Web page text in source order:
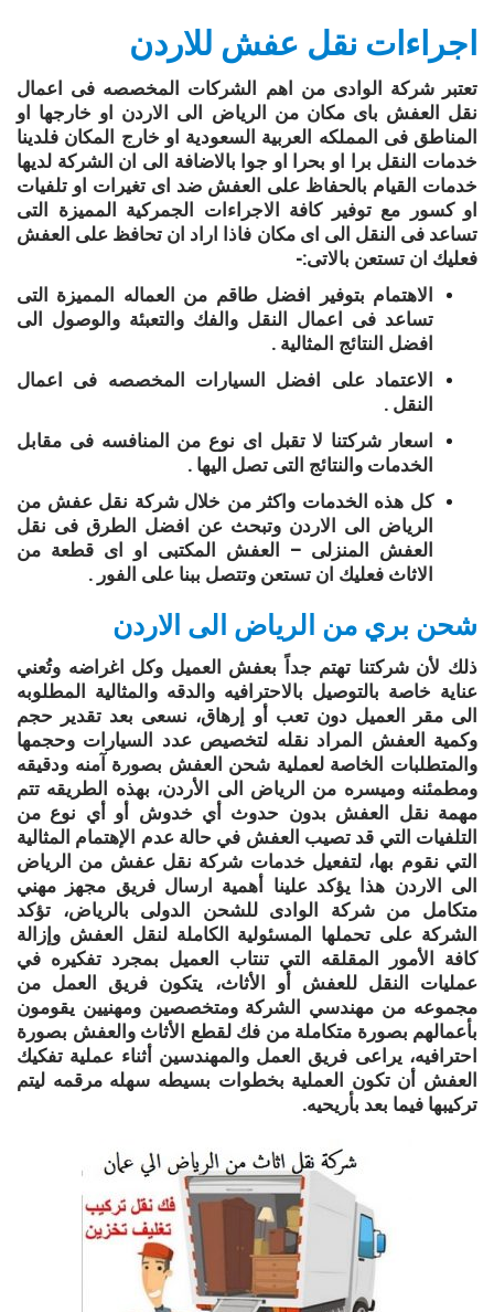
اجراءات نقل عفش للاردن
تعتبر شركة الوادى من اهم الشركات المخصصه فى اعمال
نقل العفش باى مكان من الرياض الى الاردن او خارجها او
المناطق فى المملكه العربية السعودية او خارج المكان فلدينا
خدمات النقل برا او بحرا او جوا بالاضافة الى ان الشركة لديها
خدمات القيام بالحفاظ على العفش ضد اى تغيرات او تلفيات
او كسور مع توفير كافة الاجراءات الجمركية المميزة التى
تساعد فى النقل الى اى مكان فاذا اراد ان تحافظ على العفش
فعليك ان تستعن بالاتى:-
الاهتمام بتوفير افضل طاقم من العماله المميزة التى
تساعد فى اعمال النقل والفك والتعبئة والوصول الى
افضل النتائج المثالية .
الاعتماد على افضل السيارات المخصصه فى اعمال
النقل .
اسعار شركتنا لا تقبل اى نوع من المنافسه فى مقابل
الخدمات والنتائج التى تصل اليها .
كل هذه الخدمات واكثر من خلال شركة نقل عفش من
الرياض الى الاردن وتبحث عن افضل الطرق فى نقل
العفش المنزلى – العفش المكتبى او اى قطعة من
الاثاث فعليك ان تستعن وتتصل ببنا على الفور .
شحن بري من الرياض الى الاردن
ذلك لأن شركتنا تهتم جداً بعفش العميل وكل اغراضه وتُعني
عناية خاصة بالتوصيل بالاحترافيه والدقه والمثالية المطلوبه
الى مقر العميل دون تعب أو إرهاق، نسعى بعد تقدير حجم
وكمية العفش المراد نقله لتخصيص عدد السيارات وحجمها
والمتطلبات الخاصة لعملية شحن العفش بصورة آمنه ودقيقه
ومطمئنه وميسره من الرياض الى الأردن، بهذه الطريقه تتم
مهمة نقل العفش بدون حدوث أي خدوش أو أي نوع من
التلفيات التي قد تصيب العفش في حالة عدم الإهتمام المثالية
التي نقوم بها، لتفعيل خدمات شركة نقل عفش من الرياض
الى الاردن هذا يؤكد علينا أهمية ارسال فريق مجهز مهني
متكامل من شركة الوادى للشحن الدولى بالرياض، تؤكد
الشركة على تحملها المسئولية الكاملة لنقل العفش وإزالة
كافة الأمور المقلقه التي تنتاب العميل بمجرد تفكيره في
عمليات النقل للعفش أو الأثاث، يتكون فريق العمل من
مجموعه من مهندسي الشركة ومتخصصين ومهنيين يقومون
بأعمالهم بصورة متكاملة من فك لقطع الأثاث والعفش بصورة
احترافيه، يراعى فريق العمل والمهندسين أثناء عملية تفكيك
العفش أن تكون العملية بخطوات بسيطه سهله مرقمه ليتم
تركيبها فيما بعد بأريحيه.